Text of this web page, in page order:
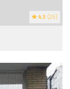
4.3 (25)